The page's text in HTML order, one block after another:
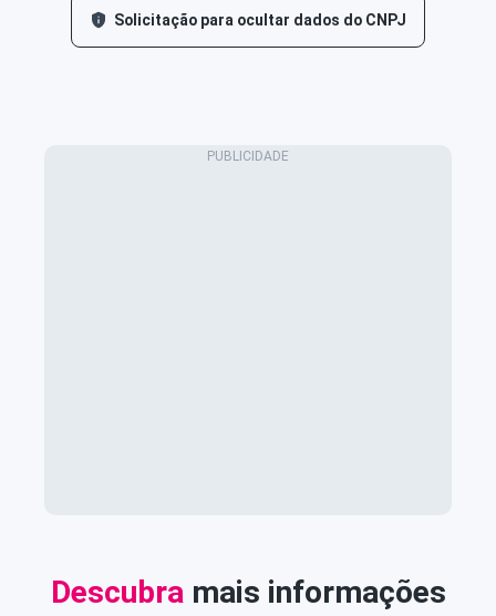
Solicitação para ocultar dados do CNPJ
Descubramais informações